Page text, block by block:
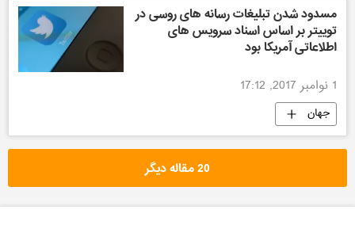
مسدود شدن تبلیغات رسانه های روسی در
توییتر بر اساس اسناد سرویس های
اطلاعاتی آمریکا بود
1 نوامبر 2017, 17:12
جهان
20 مقاله دیگر